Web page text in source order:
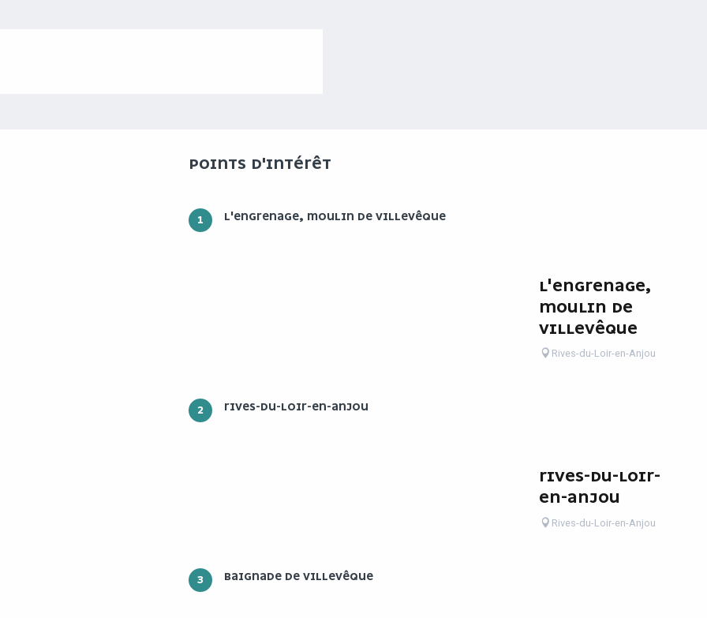
POINTS D'INTÉRÊT
1 L'ENGRENAGE, MOULIN DE VILLEVÊQUE
L'ENGRENAGE,
MOULIN DE
VILLEVÊQUE
Rives-du-Loir-en-Anjou
2 RIVES-DU-LOIR-EN-ANJOU
RIVES-DU-LOIR-
EN-ANJOU
Rives-du-Loir-en-Anjou
3 BAIGNADE DE VILLEVÊQUE